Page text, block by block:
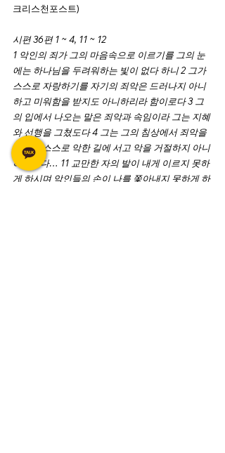
크리스천포스트)
시편 36편 1 ~ 4, 11 ~ 12
1 악인의 죄가 그의 마음속으로 이르기를 그의 눈
에는 하나님을 두려워하는 빛이 없다 하니 2 그가
스스로 자랑하기를 자기의 죄악은 드러나지 아니
하고 미워함을 받지도 아니하리라 함이로다 3 그
의 입에서 나오는 말은 죄악과 속임이라 그는 지혜
와 선행을 그쳤도다 4 그는 그의 침상에서 죄악을
꾀하며 스스로 악한 길에 서고 악을 거절하지 아니
하는도다… 11 교만한 자의 발이 내게 이르지 못하
게 하시며 악인들의 손이 나를 쫓아내지 못하게 하